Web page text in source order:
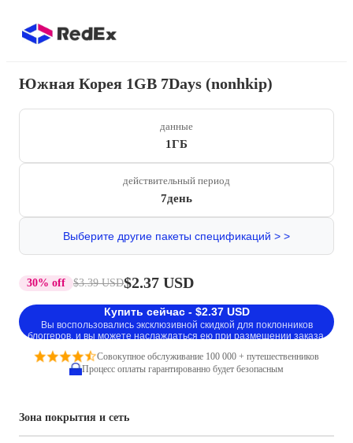
Южная Корея 1GB 7Days (nonhkip)
данные
1ГБ
действительный период
7день
Выберите другие пакеты спецификаций > >
30% off $3.39 USD$2.37 USD
Купить сейчас - $2.37 USD
Вы воспользовались эксклюзивной скидкой для поклонников
блоггеров, и вы можете наслаждаться ею при размещении заказа.
Совокупное обслуживание 100 000 + путешественников
Процесс оплаты гарантированно будет безопасным
Зона покрытия и сеть